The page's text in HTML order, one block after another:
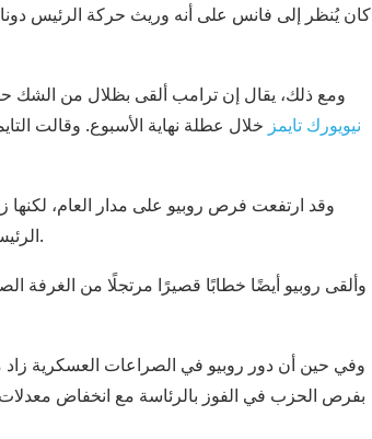
كان يُنظر إلى فانس على أنه وريث حركة الرئيس
ومع ذلك، يقال إن ترامب ألقى بظلال من الشك
نيويورك تايمز خلال عطلة نهاية الأسبوع. وقالت
وقد ارتفعت فرص روبيو على مدار العام،
الرئيس الفنزويلي نيكولاس مادورو في يناير وبدء الحرب مع إيران في أواخر فبراير.
وألقى روبيو أيضًا خطابًا قصيرًا مرتجلًا من الغرفة
وفي حين أن دور روبيو في الصراعات العسكرية
بفرص الحزب في الفوز بالرئاسة مع انخفاض معدلات